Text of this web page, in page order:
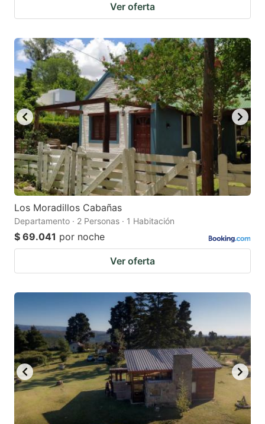
Ver oferta
Los Moradillos Cabañas
Departamento · 2 Personas · 1 Habitación
$ 69.041 por noche
Ver oferta